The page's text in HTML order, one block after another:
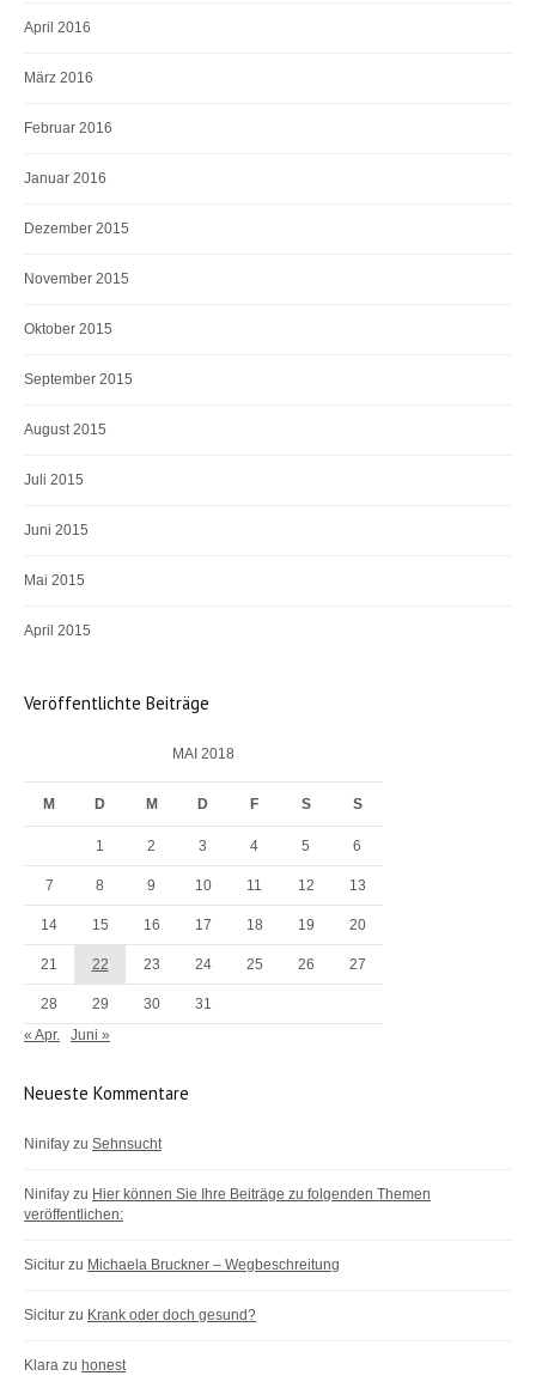
April 2016
März 2016
Februar 2016
Januar 2016
Dezember 2015
November 2015
Oktober 2015
September 2015
August 2015
Juli 2015
Juni 2015
Mai 2015
April 2015
Veröffentlichte Beiträge
MAI 2018
M D M D F S S
1 2 3 4 5 6
7 8 9 10 11 12 13
14 15 16 17 18 19 20
21 22 23 24 25 26 27
28 29 30 31
« Apr. Juni »
Neueste Kommentare
Ninifay zu Sehnsucht
Ninifay zu Hier können Sie Ihre Beiträge zu folgenden Themen
veröffentlichen:
Sicitur zu Michaela Bruckner – Wegbeschreitung
Sicitur zu Krank oder doch gesund?
Klara zu honest